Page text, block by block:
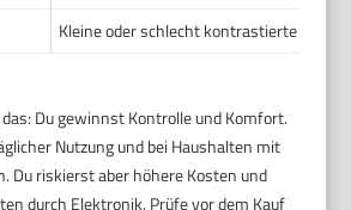
Kleine oder schlecht kontrastierte
Du gewinnst Kontrolle und Komfort.
Nutzung und bei Haushalten mit
Du riskierst aber höhere Kosten und
durch Elektronik. Prüfe vor dem Kauf